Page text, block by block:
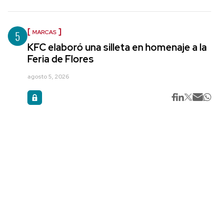
5 MARCAS
KFC elaboró una silleta en homenaje a la
Feria de Flores
agosto 5, 2026